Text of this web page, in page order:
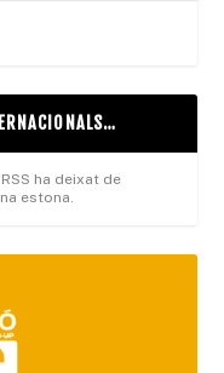
ha deixat de
estona.